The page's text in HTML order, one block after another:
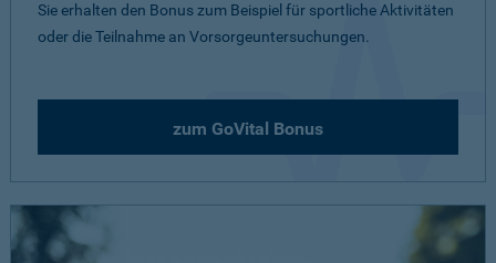
Sie erhalten den Bonus zum Beispiel für sportliche Aktivitäten
oder die Teilnahme an Vorsorgeuntersuchungen.
zum GoVital Bonus